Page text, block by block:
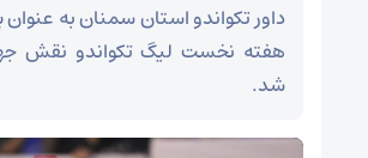
داور تکواندو استان سمنان به عنوان
هفته نخست لیگ تکواندو نقش
شد.